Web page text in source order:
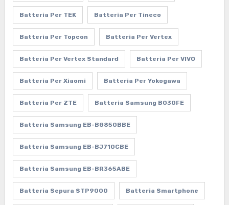
Batteria Per TEK Batteria Per Tineco
Batteria Per Topcon Batteria Per Vertex
Batteria Per Vertex Standard Batteria Per VIVO
Batteria Per Xiaomi Batteria Per Yokogawa
Batteria Per ZTE Batteria Samsung B030FE
Batteria Samsung EB-BG850BBE
Batteria Samsung EB-BJ710CBE
Batteria Samsung EB-BR365ABE
Batteria Sepura STP9000 Batteria Smartphone